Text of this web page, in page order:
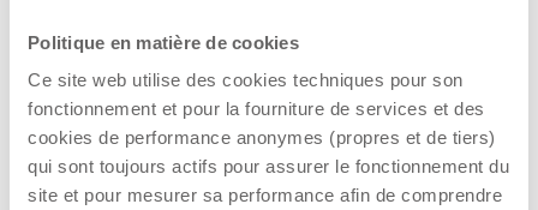
Politique en matière de cookies
Ce site web utilise des cookies techniques pour son
fonctionnement et pour la fourniture de services et des
cookies de performance anonymes (propres et de tiers)
qui sont toujours actifs pour assurer le fonctionnement du
site et pour mesurer sa performance afin de comprendre